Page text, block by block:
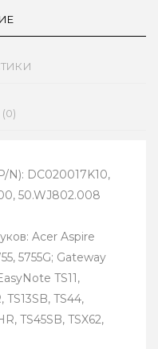
DC020017K10,
50.WJ802.008
Acer Aspire
5755G; Gateway
TS11,
TS13SB, TS44,
TS45SB, TSX62,